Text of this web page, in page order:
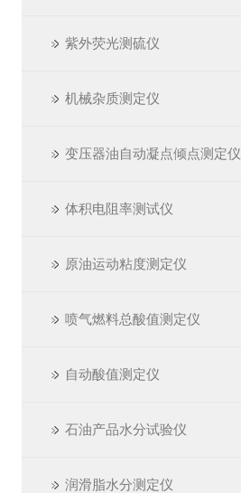
紫外荧光测硫仪
机械杂质测定仪
变压器油自动凝点倾点测定仪
体积电阻率测试仪
原油运动粘度测定仪
喷气燃料总酸值测定仪
自动酸值测定仪
石油产品水分试验仪
润滑脂水分测定仪